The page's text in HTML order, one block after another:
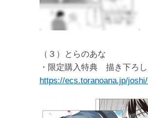
（３）とらのあな
・限定購入特典 描き下ろ
https://ecs.toranoana.jp/